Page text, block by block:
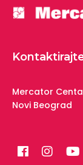
Mercator
Novi Beograd